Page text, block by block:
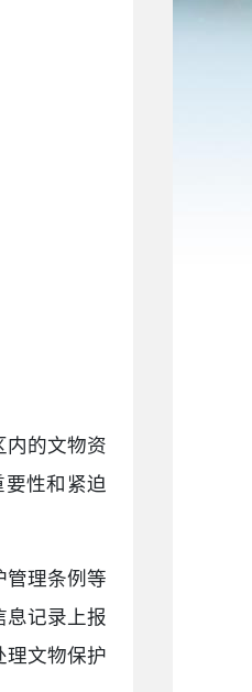
内的文物资
性和紧迫
管理条例等
息记录上报
理文物保护